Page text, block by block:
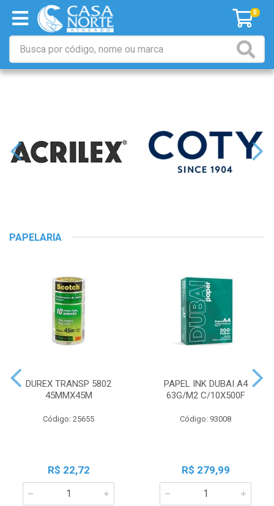
0
PAPELARIA
DUREX TRANSP 5802
45MMX45M
Código: 25655
R$ 22,72
PAPEL INK DUBAI A4
63G/M2 C/10X500F
Código: 93008
R$ 279,99